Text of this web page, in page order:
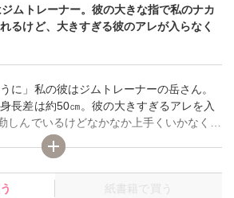
ムトレーナー。彼の大きな指で私のナカ
るけど、大きすぎる彼のアレが入らなく
に」私の彼はジムトレーナーの岳さん。
長差は約50㎝。彼の大きすぎるアレを入
しんでいるけどなかなか上手くいかなく
私のアソコをやさしくならしてくれるけ
て挿らない!!そんなとき、友人に相談した
を進められて!? ラブグッズを挿入しな
ラハラドキドキ 力をいれると…もうでち
紙書籍で買う